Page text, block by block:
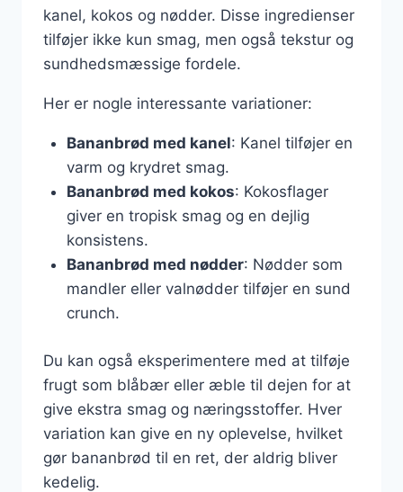
kanel, kokos og nødder. Disse ingredienser
tilføjer ikke kun smag, men også tekstur og
sundhedsmæssige fordele.
Her er nogle interessante variationer:
Bananbrød med kanel: Kanel tilføjer en
varm og krydret smag.
Bananbrød med kokos: Kokosflager
giver en tropisk smag og en dejlig
konsistens.
Bananbrød med nødder: Nødder som
mandler eller valnødder tilføjer en sund
crunch.
Du kan også eksperimentere med at tilføje
frugt som blåbær eller æble til dejen for at
give ekstra smag og næringsstoffer. Hver
variation kan give en ny oplevelse, hvilket
gør bananbrød til en ret, der aldrig bliver
kedelig.